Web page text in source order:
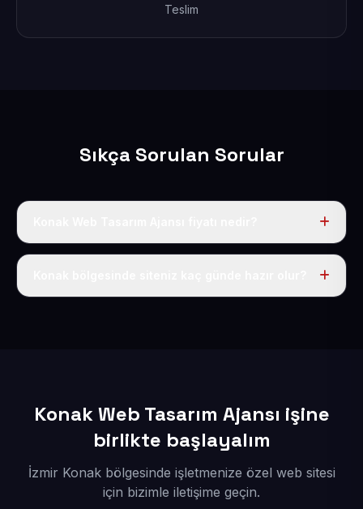
Teslim
Sıkça Sorulan Sorular
Tek fiyat uygulanır: yıllık 50 USD + KDV. Bu bedele alan
Konak Web Tasarım Ajansı işine
birlikte başlayalım
İzmir Konak bölgesinde işletmenize özel web sitesi
için bizimle iletişime geçin.